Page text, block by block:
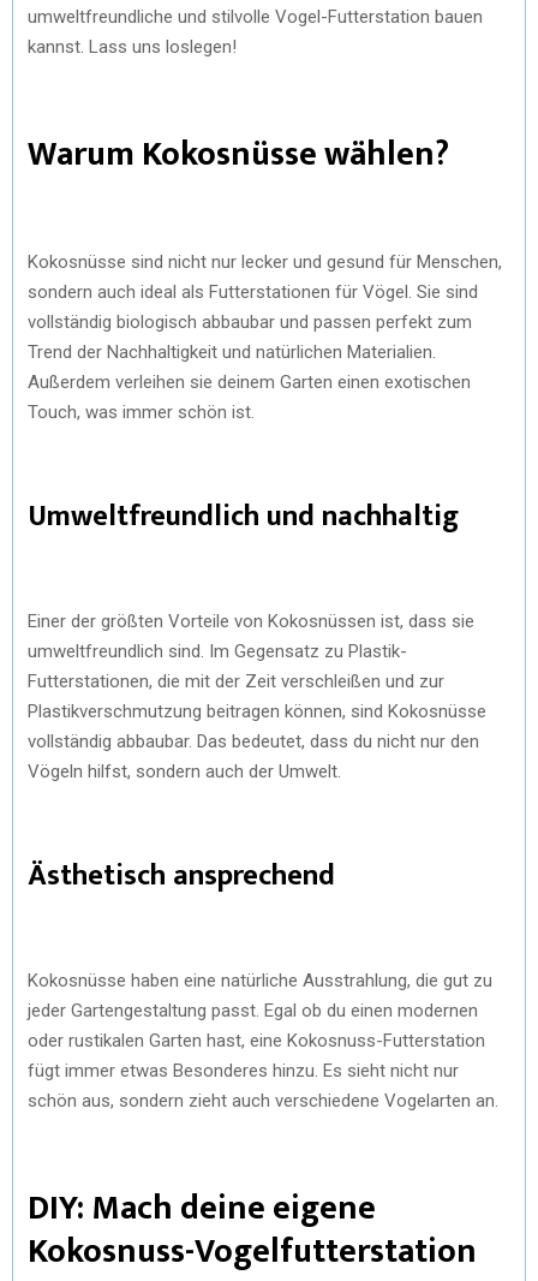
umweltfreundliche und stilvolle Vogel-Futterstation bauen
kannst. Lass uns loslegen!
Warum Kokosnüsse wählen?
Kokosnüsse sind nicht nur lecker und gesund für Menschen,
sondern auch ideal als Futterstationen für Vögel. Sie sind
vollständig biologisch abbaubar und passen perfekt zum
Trend der Nachhaltigkeit und natürlichen Materialien.
Außerdem verleihen sie deinem Garten einen exotischen
Touch, was immer schön ist.
Umweltfreundlich und nachhaltig
Einer der größten Vorteile von Kokosnüssen ist, dass sie
umweltfreundlich sind. Im Gegensatz zu Plastik-
Futterstationen, die mit der Zeit verschleißen und zur
Plastikverschmutzung beitragen können, sind Kokosnüsse
vollständig abbaubar. Das bedeutet, dass du nicht nur den
Vögeln hilfst, sondern auch der Umwelt.
Ästhetisch ansprechend
Kokosnüsse haben eine natürliche Ausstrahlung, die gut zu
jeder Gartengestaltung passt. Egal ob du einen modernen
oder rustikalen Garten hast, eine Kokosnuss-Futterstation
fügt immer etwas Besonderes hinzu. Es sieht nicht nur
schön aus, sondern zieht auch verschiedene Vogelarten an.
DIY: Mach deine eigene
Kokosnuss-Vogelfutterstation